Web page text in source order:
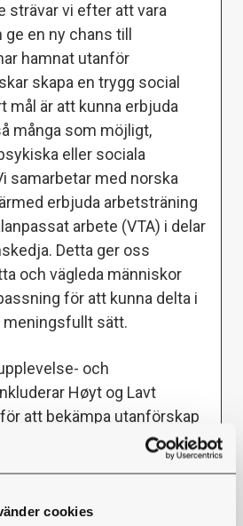
cookies
strävar vi efter att vara
en ny chans till
hamnat utanför
skapa en trygg social
mål är att kunna erbjuda
många som möjligt,
eller sociala
samarbetar med norska
erbjuda arbetsträning
arbete (VTA) i delar
Detta ger oss
och vägleda människor
för att kunna delta i
sätt.
och
Høyt og Lavt
att bekämpa utanförskap
än våra egna
utifrån Åpenhetsloven
av produkter och